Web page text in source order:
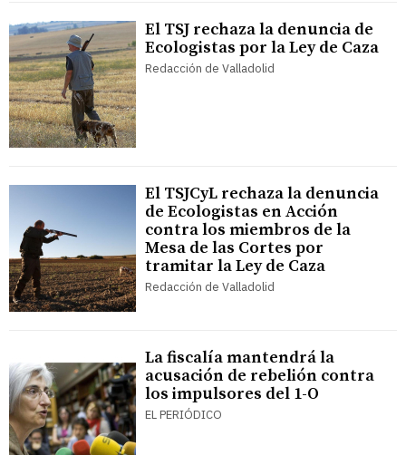
El TSJ rechaza la denuncia de
Ecologistas por la Ley de Caza
Redacción de Valladolid
El TSJCyL rechaza la denuncia
de Ecologistas en Acción
contra los miembros de la
Mesa de las Cortes por
tramitar la Ley de Caza
Redacción de Valladolid
La fiscalía mantendrá la
acusación de rebelión contra
los impulsores del 1-O
EL PERIÓDICO